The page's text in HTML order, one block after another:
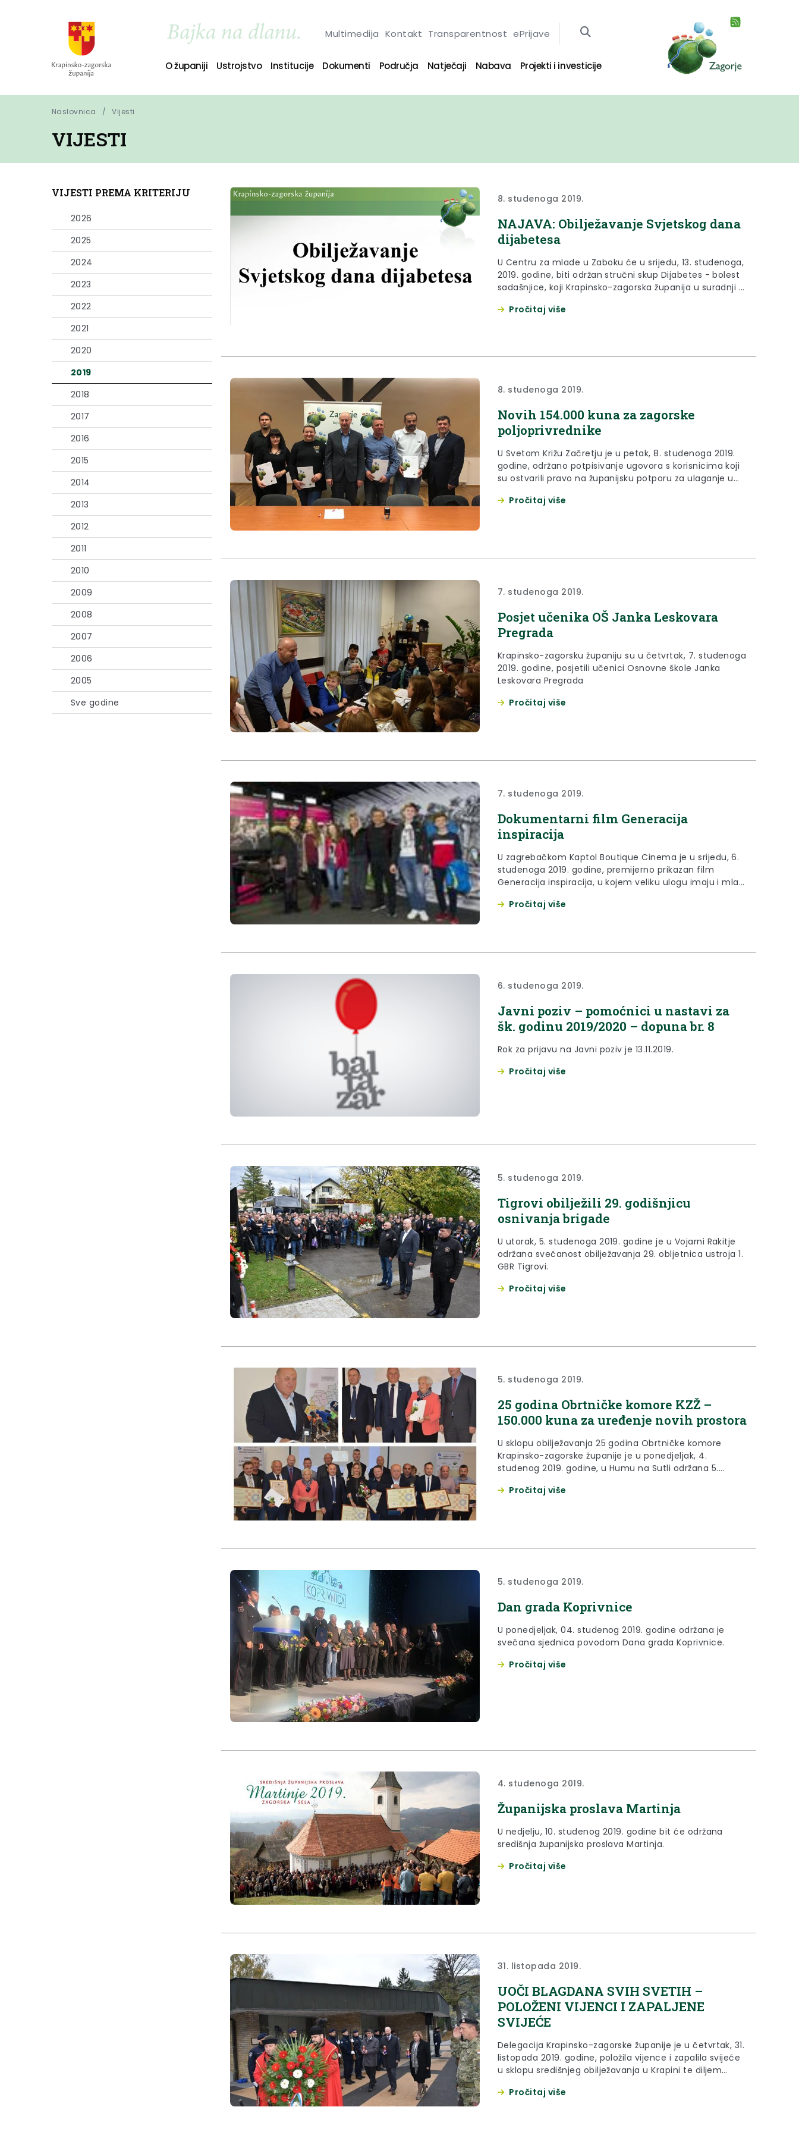
Multimedija Kontakt Transparentnost ePrijave
O županiji Ustrojstvo Institucije Dokumenti Područja Natječaji Nabava Projekti i investicije
Naslovnica Vijesti
VIJESTI
VIJESTI PREMA KRITERIJU
2026
2025
2024
2023
2022
2021
2020
2019
2018
2017
2016
2015
2014
2013
2012
2011
2010
2009
2008
2007
2006
2005
Sve godine
8. studenoga 2019.
NAJAVA: Obilježavanje Svjetskog dana
dijabetesa
U Centru za mlade u Zaboku će u srijedu, 13. studenoga,
2019. godine, biti održan stručni skup Dijabetes - bolest
sadašnjice, koji Krapinsko-zagorska županija u suradnji s
oboljelih od dijabetesa Krapina organizira u sklopu
Pročitaj više
8. studenoga 2019.
Novih 154.000 kuna za zagorske
poljoprivrednike
U Svetom Križu Začretju je u petak, 8. studenoga 2019.
godine, održano potpisivanje ugovora s korisnicima koji
su ostvarili pravo na županijsku potporu za ulaganje u
poljoprivrednika u preradi i stavljanje na tržište
Pročitaj više
7. studenoga 2019.
Posjet učenika OŠ Janka Leskovara
Pregrada
Krapinsko-zagorsku županiju su u četvrtak, 7. studenoga
2019. godine, posjetili učenici Osnovne škole Janka
Leskovara Pregrada
Pročitaj više
7. studenoga 2019.
Dokumentarni film Generacija
inspiracija
U zagrebačkom Kaptol Boutique Cinema je u srijedu, 6.
studenoga 2019. godine, premijerno prikazan film
Generacija inspiracija, u kojem veliku ulogu imaju i mladi
Pročitaj više
6. studenoga 2019.
Javni poziv – pomoćnici u nastavi za
šk. godinu 2019/2020 – dopuna br. 8
Rok za prijavu na Javni poziv je 13.11.2019.
Pročitaj više
5. studenoga 2019.
Tigrovi obilježili 29. godišnjicu
osnivanja brigade
U utorak, 5. studenoga 2019. godine je u Vojarni Rakitje
održana svečanost obilježavanja 29. obljetnica ustroja 1.
GBR Tigrovi.
Pročitaj više
5. studenoga 2019.
25 godina Obrtničke komore KZŽ –
150.000 kuna za uređenje novih prostora
U sklopu obilježavanja 25 godina Obrtničke komore
Krapinsko-zagorske županije je u ponedjeljak, 4.
studenog 2019. godine, u Humu na Sutli održana 5.
Pročitaj više
5. studenoga 2019.
Dan grada Koprivnice
U ponedjeljak, 04. studenog 2019. godine održana je
svečana sjednica povodom Dana grada Koprivnice.
Pročitaj više
4. studenoga 2019.
Županijska proslava Martinja
U nedjelju, 10. studenog 2019. godine bit će održana
središnja županijska proslava Martinja.
Pročitaj više
31. listopada 2019.
UOČI BLAGDANA SVIH SVETIH –
POLOŽENI VIJENCI I ZAPALJENE
SVIJEĆE
Delegacija Krapinsko-zagorske županije je u četvrtak, 31.
listopada 2019. godine, položila vijence i zapalila svijeće
u sklopu središnjeg obilježavanja u Krapini te diljem
Pročitaj više